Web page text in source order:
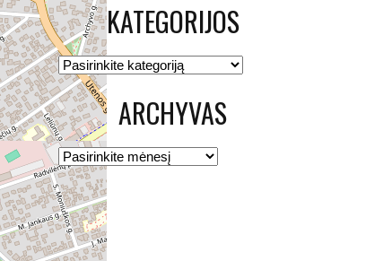
KATEGORIJOS
Kategorijos
ARCHYVAS
Archyvas